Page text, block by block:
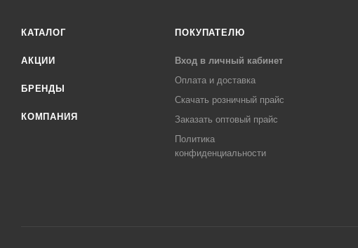
КАТАЛОГ
АКЦИИ
БРЕНДЫ
КОМПАНИЯ
ПОКУПАТЕЛЮ
Вход в личный кабинет
Оплата и доставка
Скачать розничный прайс
Заказать оптовый прайс
Политика
конфиденциальности